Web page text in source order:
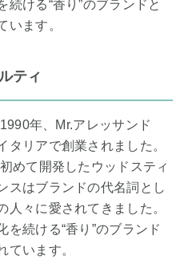
ける“香り”のブランドと
います。
ティ
年、Mr.アレッサンド
タリアで創業されました。
めて開発したウッドスティ
スはブランドの代名詞とし
人々に愛されてきました。
続ける“香り”のブランド
ています。